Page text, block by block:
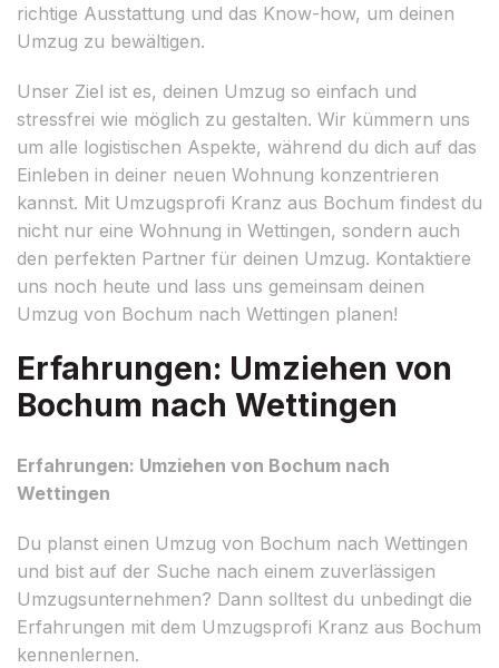
richtige Ausstattung und das Know-how, um deinen
Umzug zu bewältigen.
Unser Ziel ist es, deinen Umzug so einfach und
stressfrei wie möglich zu gestalten. Wir kümmern uns
um alle logistischen Aspekte, während du dich auf das
Einleben in deiner neuen Wohnung konzentrieren
kannst. Mit Umzugsprofi Kranz aus Bochum findest du
nicht nur eine Wohnung in Wettingen, sondern auch
den perfekten Partner für deinen Umzug. Kontaktiere
uns noch heute und lass uns gemeinsam deinen
Umzug von Bochum nach Wettingen planen!
Erfahrungen: Umziehen von
Bochum nach Wettingen
Erfahrungen: Umziehen von Bochum nach
Wettingen
Du planst einen Umzug von Bochum nach Wettingen
und bist auf der Suche nach einem zuverlässigen
Umzugsunternehmen? Dann solltest du unbedingt die
Erfahrungen mit dem Umzugsprofi Kranz aus Bochum
kennenlernen.